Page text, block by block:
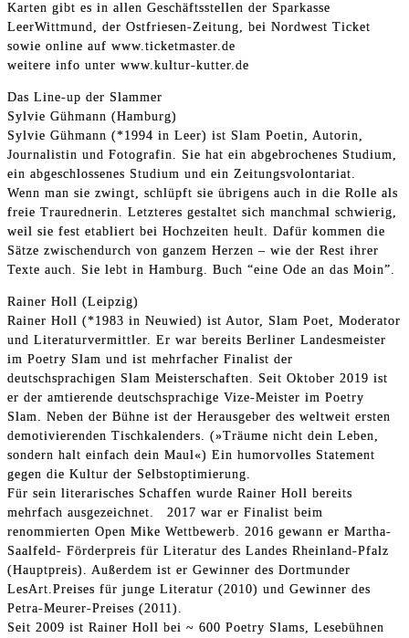
Karten gibt es in allen Geschäftsstellen der Sparkasse
LeerWittmund, der Ostfriesen-Zeitung, bei Nordwest Ticket
sowie online auf www.ticketmaster.de
weitere info unter www.kultur-kutter.de
Das Line-up der Slammer
Sylvie Gühmann (Hamburg)
Sylvie Gühmann (*1994 in Leer) ist Slam Poetin, Autorin,
Journalistin und Fotografin. Sie hat ein abgebrochenes Studium,
ein abgeschlossenes Studium und ein Zeitungsvolontariat.
Wenn man sie zwingt, schlüpft sie übrigens auch in die Rolle als
freie Traurednerin. Letzteres gestaltet sich manchmal schwierig,
weil sie fest etabliert bei Hochzeiten heult. Dafür kommen die
Sätze zwischendurch von ganzem Herzen – wie der Rest ihrer
Texte auch. Sie lebt in Hamburg. Buch “eine Ode an das Moin”.
Rainer Holl (Leipzig)
Rainer Holl (*1983 in Neuwied) ist Autor, Slam Poet, Moderator
und Literaturvermittler. Er war bereits Berliner Landesmeister
im Poetry Slam und ist mehrfacher Finalist der
deutschsprachigen Slam Meisterschaften. Seit Oktober 2019 ist
er der amtierende deutschsprachige Vize-Meister im Poetry
Slam. Neben der Bühne ist der Herausgeber des weltweit ersten
demotivierenden Tischkalenders. (»Träume nicht dein Leben,
sondern halt einfach dein Maul«) Ein humorvolles Statement
gegen die Kultur der Selbstoptimierung.
Für sein literarisches Schaffen wurde Rainer Holl bereits
mehrfach ausgezeichnet. 2017 war er Finalist beim
renommierten Open Mike Wettbewerb. 2016 gewann er Martha-
Saalfeld- Förderpreis für Literatur des Landes Rheinland-Pfalz
(Hauptpreis). Außerdem ist er Gewinner des Dortmunder
LesArt.Preises für junge Literatur (2010) und Gewinner des
Petra-Meurer-Preises (2011).
Seit 2009 ist Rainer Holl bei ~ 600 Poetry Slams, Lesebühnen